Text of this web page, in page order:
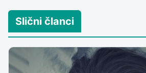
Slični članci